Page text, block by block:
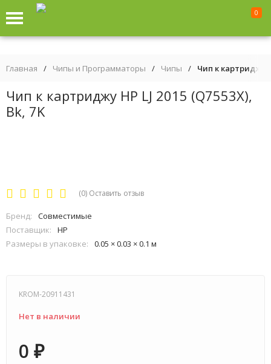
0
Главная / Чипы и Программаторы / Чипы / Чип к картриджу
Чип к картриджу HP LJ 2015 (Q7553X),
Bk, 7K
(0) Оставить отзыв
Бренд:
Совместимые
Поставщик:
HP
Размеры в упаковке:
0.05 × 0.03 × 0.1 м
KROM-20911431
Нет в наличии
0 ₽